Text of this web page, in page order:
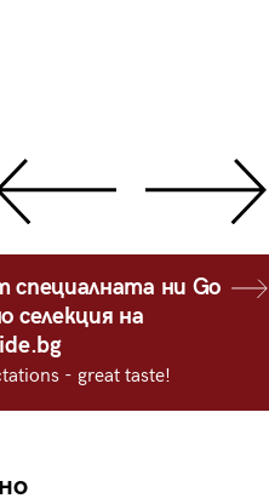
специалната ни Go
селекция на
- great taste!